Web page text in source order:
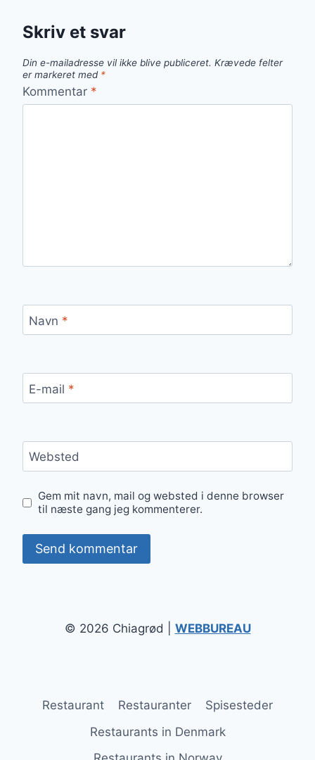
Skriv et svar
Din e-mailadresse vil ikke blive publiceret. Krævede felter
er markeret med *
Kommentar *
Navn *
E-mail *
Websted
Gem mit navn, mail og websted i denne browser
til næste gang jeg kommenterer.
© 2026 Chiagrød | WEBBUREAU
Restaurant Restauranter
Spisesteder
Restaurants in Denmark